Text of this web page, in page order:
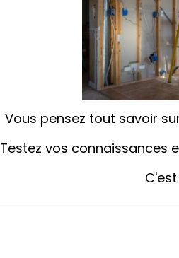
Vous pensez tout savoir
Testez vos connaissances